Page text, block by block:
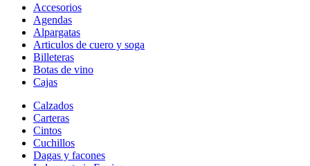
Accesorios
Agendas
Alpargatas
Articulos de cuero y soga
Billeteras
Botas de vino
Cajas
Calzados
Carteras
Cintos
Cuchillos
Dagas y facones